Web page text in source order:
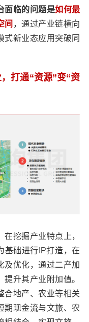
面临的问题是如何最
间 ，通过产业链横向
式新业态应用突破同
打通“资源”变“资
在挖掘产业特点上，
基础进行IP打造，在
及优化，通过二产加
升其产业附加值。
合地产、农业等相关
期现金流与文旅、农